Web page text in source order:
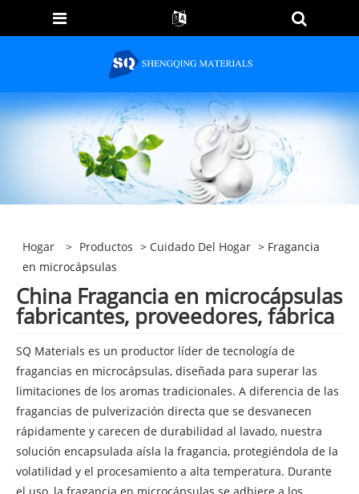
Hogar > Productos > Cuidado Del Hogar > Fragancia
en microcápsulas
China Fragancia en microcápsulas
fabricantes, proveedores, fábrica
SQ Materials es un productor líder de tecnología de
fragancias en microcápsulas, diseñada para superar las
limitaciones de los aromas tradicionales. A diferencia de las
fragancias de pulverización directa que se desvanecen
rápidamente y carecen de durabilidad al lavado, nuestra
solución encapsulada aísla la fragancia, protegiéndola de la
volatilidad y el procesamiento a alta temperatura. Durante
el uso, la fragancia en microcápsulas se adhiere a los